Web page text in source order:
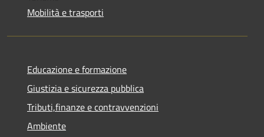
Mobilità e trasporti
Educazione e formazione
Giustizia e sicurezza pubblica
Tributi,finanze e contravvenzioni
Ambiente